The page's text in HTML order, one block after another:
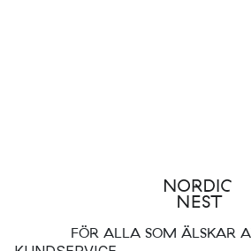
FÖR ALLA SOM ÄLSKAR